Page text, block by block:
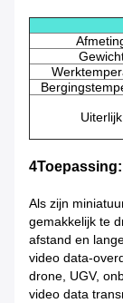
Uiterlijk
4Toepassing:
Als zijn
gemakkelijk te
afstand en
video data-
drone, UGV,
video data